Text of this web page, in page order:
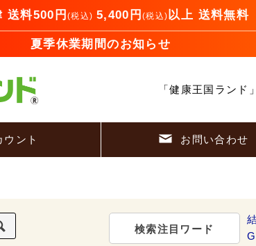
送料500円 (税込) 5,400円 (税込)以上 送料無料
夏季休業期間のお知らせ
「健康王国ランド
ウント お問い合わせ
検索注目ワード